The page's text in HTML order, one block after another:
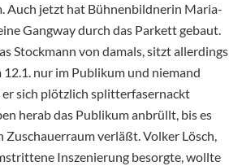
Auch jetzt hat Bühnenbildnerin Maria-
Gangway durch das Parkett gebaut.
Stockmann von damals, sitzt allerdings
12.1. nur im Publikum und niemand
er sich plötzlich splitterfasernackt
herab das Publikum anbrüllt, bis es
Zuschauerraum verläßt. Volker Lösch,
Inszenierung besorgte, wollte